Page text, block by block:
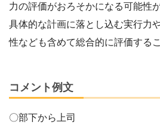
力の評価がおろそかになる可能性
具体的な計画に落とし込む実行力
性なども含めて総合的に評価する
コメント例文
〇部下から上司